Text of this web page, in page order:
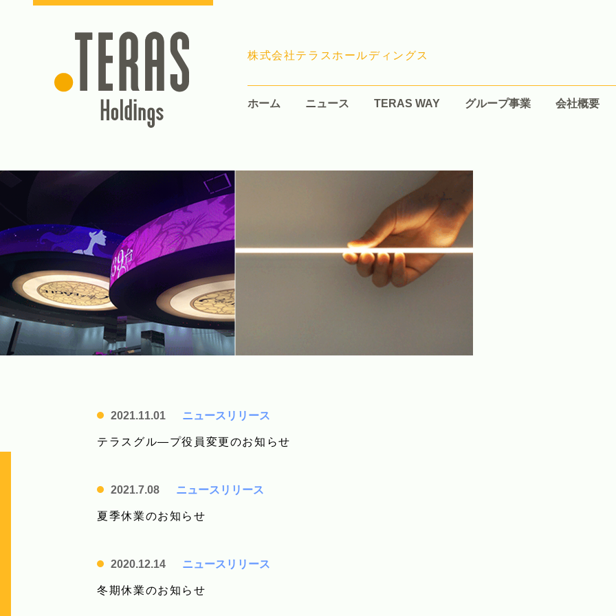
株式会社テラスホールディングス
ホーム ニュース TERAS WAY グループ事業 会社概要
2021.11.01 ニュースリリース
テラスグル―プ役員変更のお知らせ
2021.7.08 ニュースリリース
夏季休業のお知らせ
2020.12.14 ニュースリリース
冬期休業のお知らせ